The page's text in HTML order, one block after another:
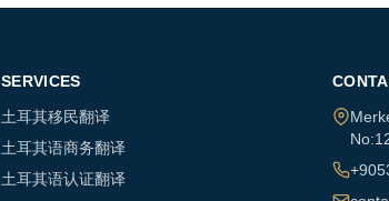
SERVICES
土耳其移民翻译
土耳其语商务翻译
土耳其语认证翻译